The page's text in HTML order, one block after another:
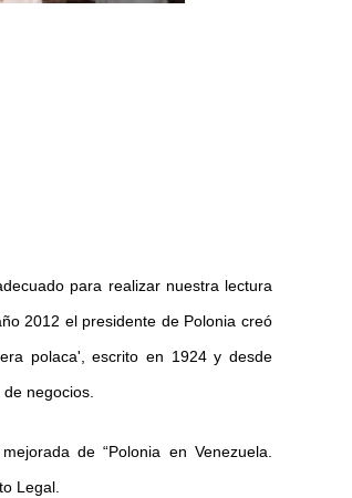
para realizar nuestra lectura
2012 el presidente de Polonia creó
polaca', escrito en 1924 y desde
negocios.
de “Polonia en Venezuela.
Legal.